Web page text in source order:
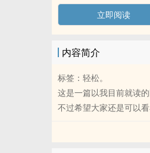
立即阅读
内容简介
标签：轻松。
这是一篇以我目前就读
不过希望大家还是可以